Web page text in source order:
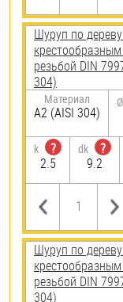
Шуруп по
резьбой DIN
304)
Материал
А2 (AISI 304)
Ø
k
?
2.5
dk
?
9.2
Шуруп по
резьбой DIN
304)